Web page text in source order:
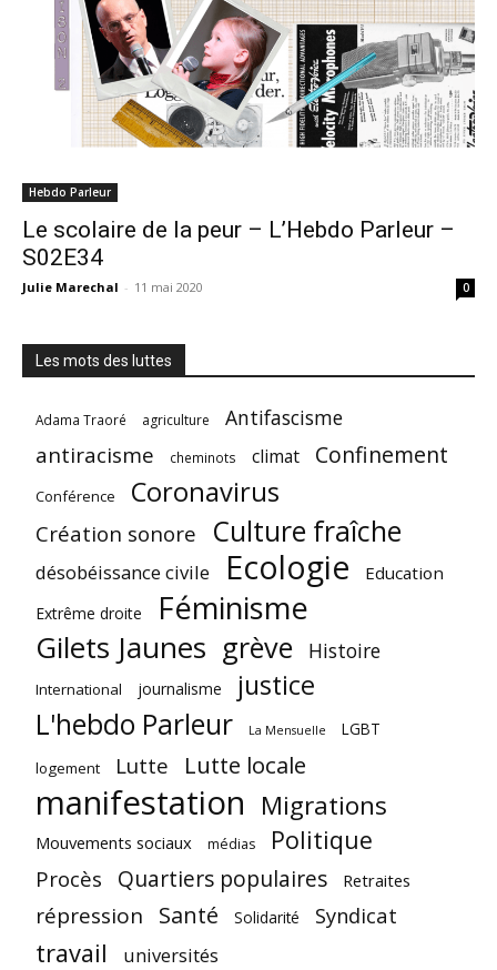
Hebdo Parleur
Le scolaire de la peur – L’Hebdo Parleur –
S02E34
Julie Marechal - 11 mai 2020 0
Les mots des luttes
Adama Traoré agriculture Antifascisme
antiracisme cheminots climat Confinement
Conférence Coronavirus
Création sonore Culture fraîche
désobéissance civile Ecologie Education
Extrême droite Féminisme
Gilets Jaunes grève Histoire
International journalisme justice
L'hebdo Parleur La Mensuelle
LGBT
logement
Lutte Lutte locale
manifestation Migrations
Mouvements sociaux médias Politique
Procès Quartiers populaires Retraites
répression Santé Solidarité Syndicat
travail universités